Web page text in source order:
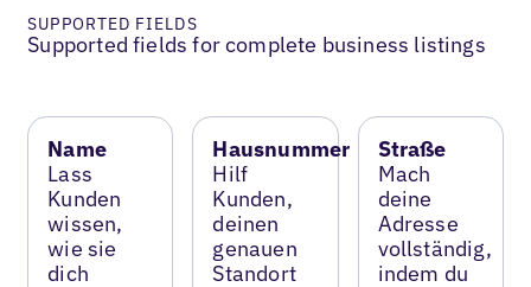
SUPPORTED FIELDS
Supported fields for complete business listings
Name
Lass
Kunden
wissen,
wie sie
dich
Hausnummer
Hilf
Kunden,
deinen
genauen
Standort
Straße
Mach
deine
Adresse
vollständig,
indem du